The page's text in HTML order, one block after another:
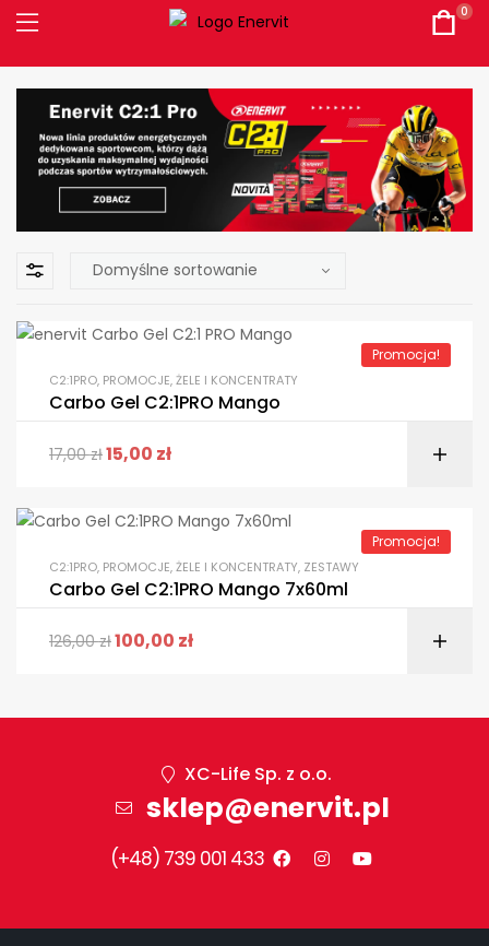
0
Promocja!
C2:1PRO, PROMOCJE,ŻELE I KONCENTRATY
Carbo Gel C2:1PRO Mango
17,00zł15,00 zł
Promocja!
C2:1PRO, PROMOCJE,ŻELE I KONCENTRATY, ZESTAWY
Carbo Gel C2:1PRO Mango 7x60ml
126,00zł100,00 zł
XC-Life Sp. z o.o.
sklep@enervit.pl
(+48) 739 001 433